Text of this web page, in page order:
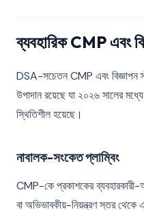
ব্যবহারিক CMP এবং
DSA-সচেতন CMP এবং বিজ্ঞাপন
উপাদান রয়েছে যা ২০২৬ সালের মধ্যে
স্থিতিশীল হয়েছে।
নাবালক-সংকেত প্লাম্বিং
CMP-কে প্রকাশকের ব্যবহারকারী-
বা অভিভাবকীয়-নিয়ন্ত্রণ স্তর